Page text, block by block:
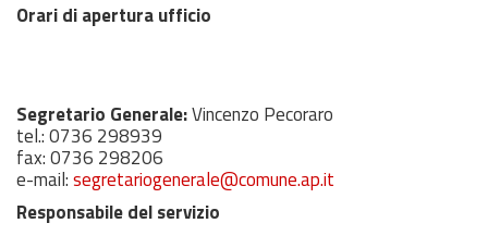
Orari di apertura ufficio
Segretario Generale:Vincenzo Pecoraro
tel.:0736 298939
fax:0736 298206
e-mail:segretariogenerale@comune.ap.it
Responsabile del servizio